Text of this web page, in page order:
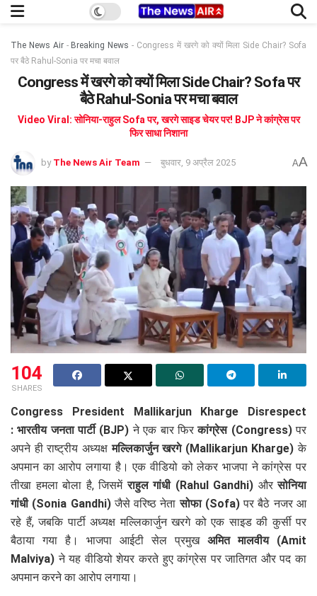
The News Air- Breaking News - Congress में खरगे को क्यों मिला Side Chair? Sofa
पर बैठे Rahul-Sonia पर मचा बवाल
Congress में खरगे को क्यों मिला Side Chair? Sofa पर
बैठे Rahul-Sonia पर मचा बवाल
Video Viral: सोनिया-राहुल Sofa पर, खरगे साइड चेयर पर! BJP ने कांग्रेस पर
फिर साधा निशाना
by The News Air Team बुधवार, 9 अप्रैल 2025 AA
104
SHARES
Congress President Mallikarjun Kharge Disrespect
:भारतीय जनता पार्टी (BJP) ने एक बार फिरकांग्रेस (Congress)पर
अपने ही राष्ट्रीय अध्यक्षमल्लिकार्जुन खरगे (Mallikarjun Kharge) के
अपमान का आरोप लगाया है। एक वीडियो को लेकर भाजपा ने कांग्रेस पर
तीखा हमला बोला है, जिसमेंराहुल गांधी (Rahul Gandhi) औरसोनिया
गांधी (Sonia Gandhi)जैसे वरिष्ठ नेतासोफा (Sofa)पर बैठे नजर आ
रहे हैं, जबकि पार्टी अध्यक्ष मल्लिकार्जुन खरगे को एक साइड की कुर्सी पर
बैठाया गया है। भाजपा आईटी सेल प्रमुख अमित मालवीय (Amit
Malviya) ने यह वीडियो शेयर करते हुए कांग्रेस पर जातिगत और पद का
अपमान करने का आरोप लगाया।